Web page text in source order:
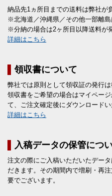
納品先1ヵ所目までの送料は弊社
※北海道／沖縄県／その他一部離島
※分納の場合は2ヶ所目以降送料が
詳細はこちら
領収書について
弊社では原則として領収証の発行は
領収書をご希望の場合はマイペー
て、ご注文確定後にダウンロードい
詳細はこちら
入稿データの保管につ
注文の際にご入稿いただいたデー
だきます。その期間内で増刷・再
要でございます。